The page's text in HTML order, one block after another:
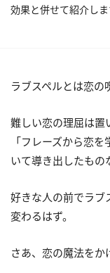
効果と併せて紹介しま
ラブスペルとは恋の
難しい恋の理屈は置
「フレーズから恋
いて導き出したもの
好きな人の前でラブ
変わるはず。
さあ、恋の魔法をか